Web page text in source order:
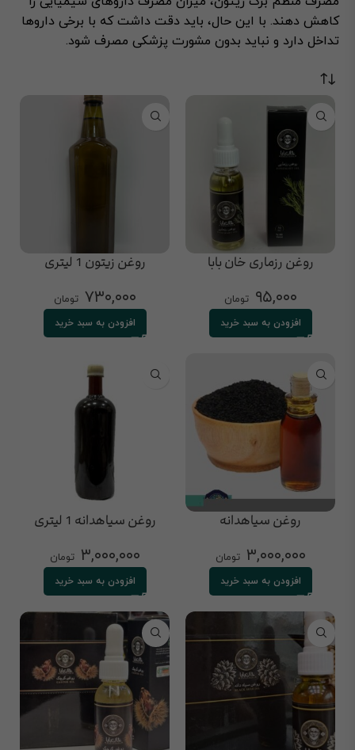
کاهش دهند. با این حال، باید دقت داشت که با برخی داروها
تداخل دارد و نباید بدون مشورت پزشکی مصرف شود.
روغن رزماری خان بابا
۹۵,۰۰۰ تومان
افزودن به سبد خرید
روغن زیتون 1 لیتری
۷۳۰,۰۰۰ تومان
افزودن به سبد خرید
روغن سیاهدانه
۳,۰۰۰,۰۰۰ تومان
افزودن به سبد خرید
روغن سیاهدانه 1 لیتری
۳,۰۰۰,۰۰۰ تومان
افزودن به سبد خرید